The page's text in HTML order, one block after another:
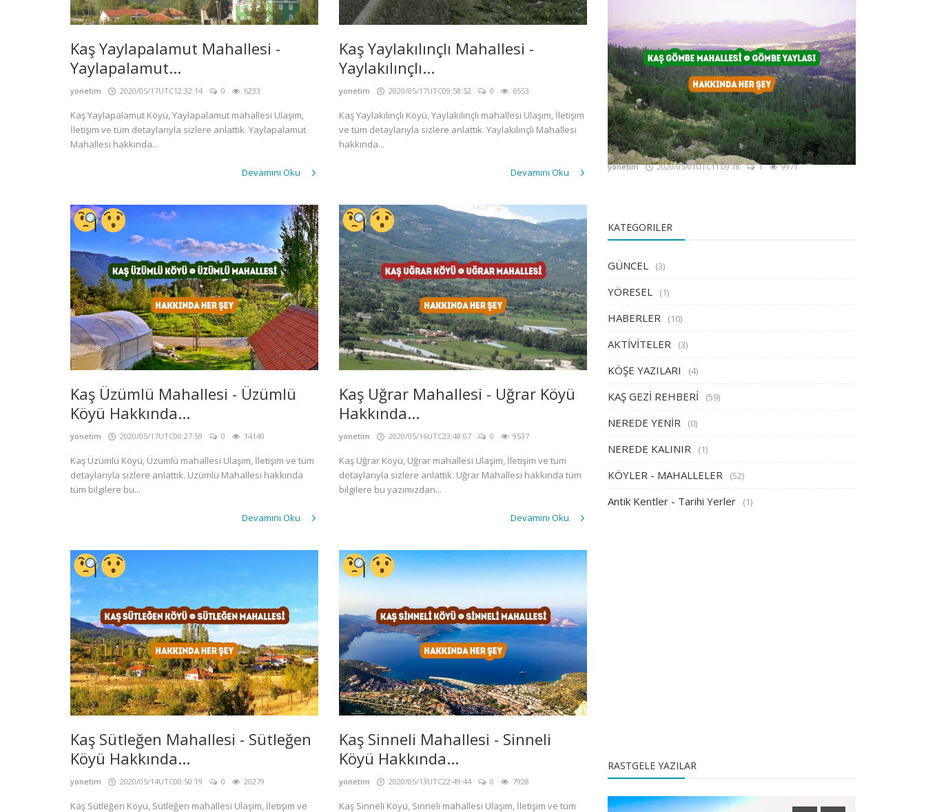
Kaş Yaylapalamut Mahallesi -
Yaylapalamut...
yonetim 2020/05/17UTC12:32:14 0 6233
Kaş Yaylapalamut Köyü, Yaylapalamut mahallesi Ulaşım,
İletişim ve tüm detaylarıyla sizlere anlattık. Yaylapalamut
Mahallesi hakkında...
Devamını Oku
Kaş Yaylakılınçlı Mahallesi -
Yaylakılınçlı...
yonetim 2020/05/17UTC09:58:52 0 6553
Kaş Yaylakılınçlı Köyü, Yaylakılınçlı mahallesi Ulaşım, İletişim
ve tüm detaylarıyla sizlere anlattık. Yaylakılınçlı Mahallesi
hakkında...
Devamını Oku
Kaş Üzümlü Mahallesi - Üzümlü
Köyü Hakkında...
yonetim 2020/05/17UTC00:27:59 0 14140
Kaş Üzümlü Köyü, Üzümlü mahallesi Ulaşım, İletişim ve tüm
detaylarıyla sizlere anlattık. Üzümlü Mahallesi hakkında
tüm bilgilere bu...
Devamını Oku
Kaş Uğrar Mahallesi - Uğrar Köyü
Hakkında...
yonetim 2020/05/16UTC23:48:07 0 9537
Kaş Uğrar Köyü, Uğrar mahallesi Ulaşım, İletişim ve tüm
detaylarıyla sizlere anlattık. Uğrar Mahallesi hakkında tüm
bilgilere bu yazımızdan...
Devamını Oku
Kaş Sütleğen Mahallesi - Sütleğen
Köyü Hakkında...
yonetim 2020/05/14UTC00:50:19 0 20279
Kaş Sütleğen Köyü, Sütleğen mahallesi Ulaşım, İletişim ve
Kaş Sinneli Mahallesi - Sinneli
Köyü Hakkında...
yonetim 2020/05/13UTC22:49:44 0 7928
Kaş Sinneli Köyü, Sinneli mahallesi Ulaşım, İletişim ve tüm
Kaş Gömbe Mahallesi - Gömbe Yaylası -
Hakkında Her şey
yonetim 2020/05/01UTC11:09:18 1 9971
KATEGORILER
GÜNCEL (3)
YÖRESEL (1)
HABERLER (10)
AKTİVİTELER (3)
KÖŞE YAZILARI (4)
KAŞ GEZİ REHBERİ (59)
NEREDE YENİR (0)
NEREDE KALINIR (1)
KÖYLER - MAHALLELER (52)
Antik Kentler - Tarihi Yerler (1)
RASTGELE YAZILAR